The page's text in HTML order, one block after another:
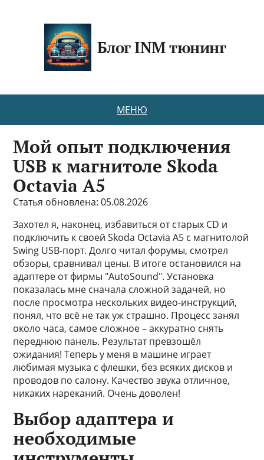
Блог INM тюнинг
МЕНЮ
Мой опыт подключения
USB к магнитоле Skoda
Octavia A5
Статья обновлена: 05.08.2026
Захотел я, наконец, избавиться от старых CD и
подключить к своей Skoda Octavia A5 с магнитолой
Swing USB-порт. Долго читал форумы, смотрел
обзоры, сравнивал цены. В итоге остановился на
адаптере от фирмы "AutoSound". Установка
показалась мне сначала сложной задачей, но
после просмотра нескольких видео-инструкций,
понял, что всё не так уж страшно. Процесс занял
около часа, самое сложное – аккуратно снять
переднюю панель. Результат превзошёл
ожидания! Теперь у меня в машине играет
любимая музыка с флешки, без всяких дисков и
проводов по салону. Качество звука отличное,
никаких нареканий. Очень доволен!
Выбор адаптера и
необходимые